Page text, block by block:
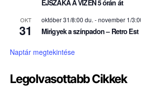
ÉJSZAKA A VIZEN 5 órán át
OKT
31
október 31/8:00 du. -november 1/
Mirigyek a színpadon – Retro Est
Naptár megtekintése
Legolvasottabb Cikkek